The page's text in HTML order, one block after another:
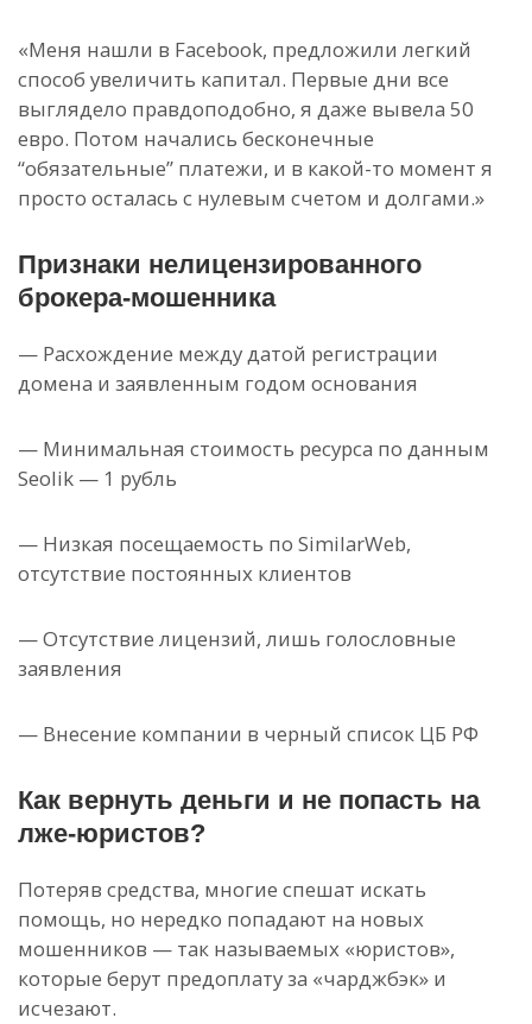
«Меня нашли в Facebook, предложили легкий
способ увеличить капитал. Первые дни все
выглядело правдоподобно, я даже вывела 50
евро. Потом начались бесконечные
“обязательные” платежи, и в какой-то момент я
просто осталась с нулевым счетом и долгами.»
Признаки нелицензированного
брокера-мошенника
— Расхождение между датой регистрации
домена и заявленным годом основания
— Минимальная стоимость ресурса по данным
Seolik — 1 рубль
— Низкая посещаемость по SimilarWeb,
отсутствие постоянных клиентов
— Отсутствие лицензий, лишь голословные
заявления
— Внесение компании в черный список ЦБ РФ
Как вернуть деньги и не попасть на
лже-юристов?
Потеряв средства, многие спешат искать
помощь, но нередко попадают на новых
мошенников — так называемых «юристов»,
которые берут предоплату за «чарджбэк» и
исчезают.